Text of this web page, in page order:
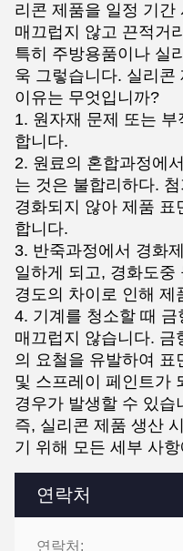
연락처
연락처:
리콘 제품을 일정 기간
매끄럽지 않고 끈적거
특히 주방용품이나 실
욱 그렇습니다. 실리콘
이유는 무엇입니까?
1. 원자재 문제 또는
합니다.
2. 원료의 혼합과정에
는 것은 불합리하다.
경화되지 않아 제품 표
합니다.
3. 반죽과정에서 경화
일하게 되고, 경화도중
경도의 차이로 인해 제
4. 기계를 청소할 때 금
매끄럽지 않습니다. 금
의 요철을 유발하여 표
및 스프레이 페인트가
경우가 발생할 수 있습
즉, 실리콘 제품 생산
기 위해 모든 세부 사